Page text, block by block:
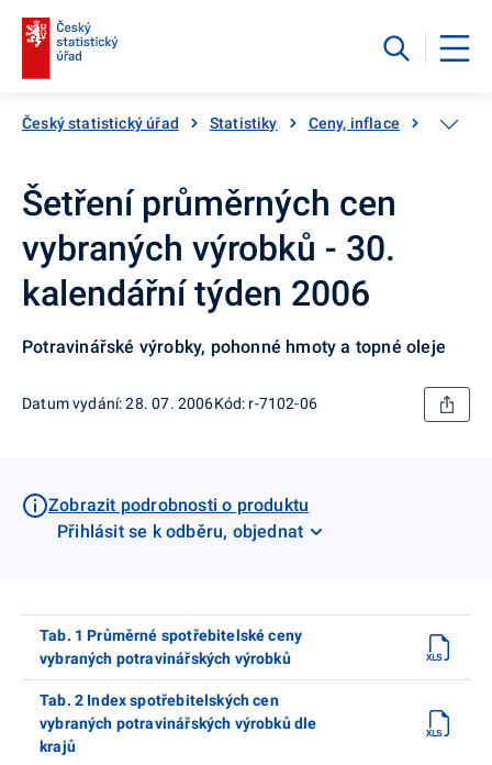
Český statistický úřad Statistiky Ceny, inflace
Šetření průměrných cen
vybraných výrobků - 30.
kalendářní týden 2006
Potravinářské výrobky, pohonné hmoty a topné oleje
Datum vydání: 28. 07. 2006Kód: r-7102-06
Zobrazit podrobnosti o produktu
Přihlásit se k odběru, objednat
Tab. 1 Průměrné spotřebitelské ceny
vybraných potravinářských výrobků
Tab. 2 Index spotřebitelských cen
vybraných potravinářských výrobků dle
krajů